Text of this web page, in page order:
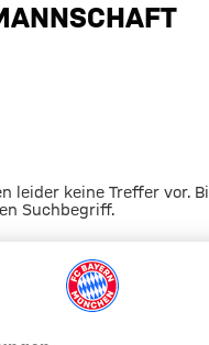
leider keine Treffer vor.
Suchbegriff.
Zur Startseite